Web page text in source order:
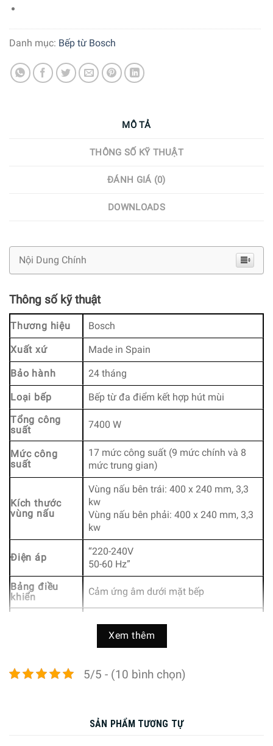
Danh mục: Bếp từ Bosch
MÔ TẢ
THÔNG SỐ KỸ THUẬT
ĐÁNH GIÁ (0)
DOWNLOADS
Nội Dung Chính
Thông số kỹ thuật
Thương hiệu Bosch
Xuất xứ Made in Spain
Bảo hành 24 tháng
Loại bếp
Bếp từ đa điểm kết hợp hút mùi
Tổng công
suất
7400 W
Mức công
suất
17 mức công suất (9 mức chính và 8
mức trung gian)
Kích thước
vùng nấu
Vùng nấu bên trái: 400 x 240 mm, 3,3
kw
Vùng nấu bên phải: 400 x 240 mm, 3,3
kw
Điện áp
“220-240V
50-60 Hz”
Bảng điều
khiển
Cảm ứng âm dưới mặt bếp
và sốc nhiệt
“Hiển thị 2 giai đoạn nhiệt dư trên mỗi
Khóa trẻ em: ngăn việc kích hoạt bếp từ
không chủ ý.
Xem thêm
5/5 - (10 bình chọn)
SẢN PHẨM TƯƠNG TỰ